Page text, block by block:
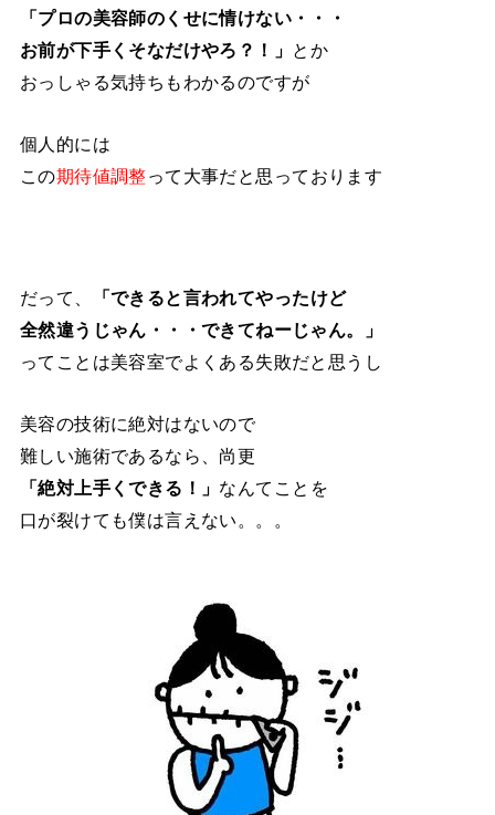
「プロの美容師のくせに情けない・・・
お前が下手くそなだけやろ？！」 とか
おっしゃる気持ちもわかるのですが
個人的には
この期待値調整って大事だと思っております
だって、
「できると言われてやったけど
全然違うじゃん・・・できてねーじゃん。」
ってことは美容室でよくある失敗だと思うし
美容の技術に絶対はないので
難しい施術であるなら、尚更
「絶対上手くできる！」 なんてことを
口が裂けても僕は言えない。。。